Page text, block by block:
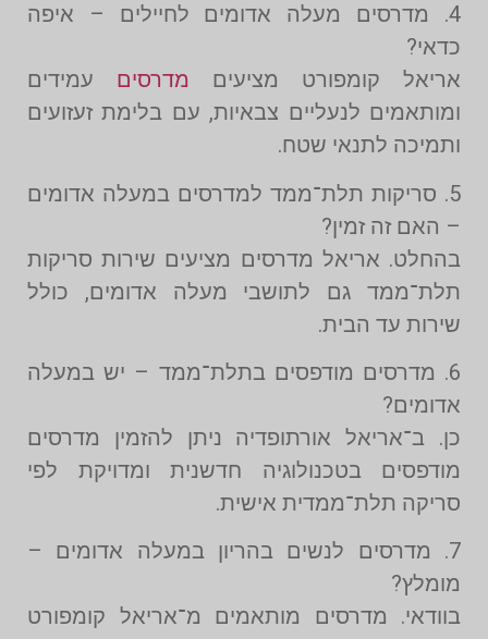
4. מדרסים מעלה אדומים לחיילים – איפה
כדאי?
אריאל קומפורט מציעים מדרסים עמידים
ומותאמים לנעליים צבאיות, עם בלימת זעזועים
ותמיכה לתנאי שטח.
5. סריקות תלת־ממד למדרסים במעלה אדומים
– האם זה זמין?
בהחלט. אריאל מדרסים מציעים שירות סריקות
תלת־ממד גם לתושבי מעלה אדומים, כולל
שירות עד הבית.
6. מדרסים מודפסים בתלת־ממד – יש במעלה
אדומים?
כן. ב־אריאל אורתופדיה ניתן להזמין מדרסים
מודפסים בטכנולוגיה חדשנית ומדויקת לפי
סריקה תלת־ממדית אישית.
7. מדרסים לנשים בהריון במעלה אדומים –
מומלץ?
בוודאי. מדרסים מותאמים מ־אריאל קומפורט